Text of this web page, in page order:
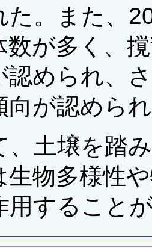
た。また、
数が多く、
認められ、
向が認めら
、土壌を踏
生物多様性
用すること